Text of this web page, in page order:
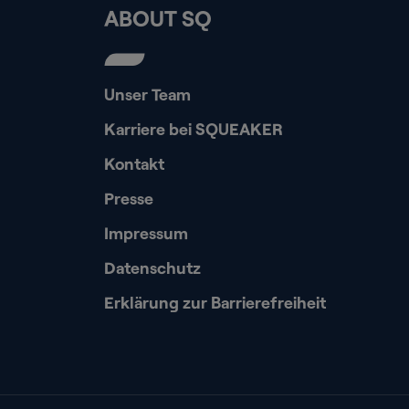
ABOUT SQ
Unser Team
Karriere bei SQUEAKER
Kontakt
Presse
Impressum
Datenschutz
Erklärung zur Barrierefreiheit